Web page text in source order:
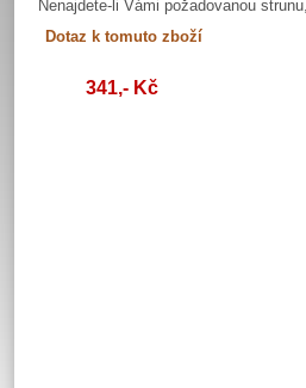
Nenajdete-li Vámi požadovanou strunu,
341,- Kč